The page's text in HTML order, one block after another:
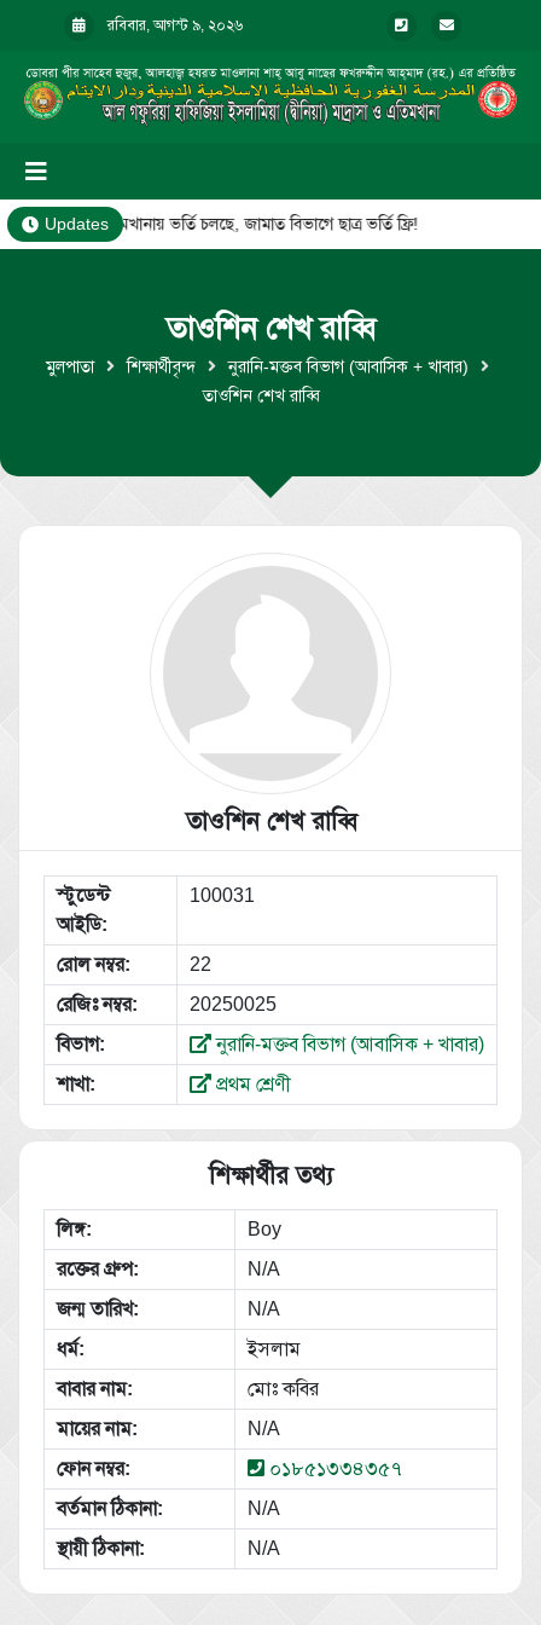
রবিবার, আগস্ট ৯, ২০২৬
Updates
মাদ্রাসা ও এতিমখানায় ভর্তি চলছে, জামাত বিভাগে ছাত্র ভর্তি ফ্রি!
তাওশিন শেখ রাব্বি
মুলপাতা শিক্ষার্থীবৃন্দ
নুরানি-মক্তব বিভাগ (আবাসিক + খাবার)
তাওশিন শেখ রাব্বি
তাওশিন শেখ রাব্বি
স্টুডেন্ট
আইডি:
100031
রোল নম্বর:
22
রেজিঃ নম্বর:
20250025
বিভাগ:
নুরানি-মক্তব বিভাগ (আবাসিক + খাবার)
শাখা:
প্রথম শ্রেণী
শিক্ষার্থীর তথ্য
লিঙ্গ:
Boy
রক্তের গ্রুপ:
N/A
জন্ম তারিখ:
N/A
ধর্ম:
ইসলাম
বাবার নাম:
মোঃ কবির
মায়ের নাম:
N/A
ফোন নম্বর:
০১৮৫১৩৩৪৩৫৭
বর্তমান ঠিকানা:
N/A
স্থায়ী ঠিকানা:
N/A